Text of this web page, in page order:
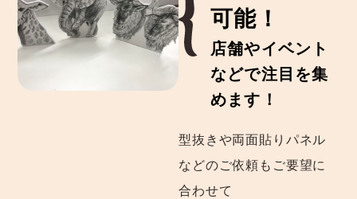
可能！
店舗やイベント
などで注目を集
めます！
型抜きや両面貼りパネル
などのご依頼もご要望に
合わせて